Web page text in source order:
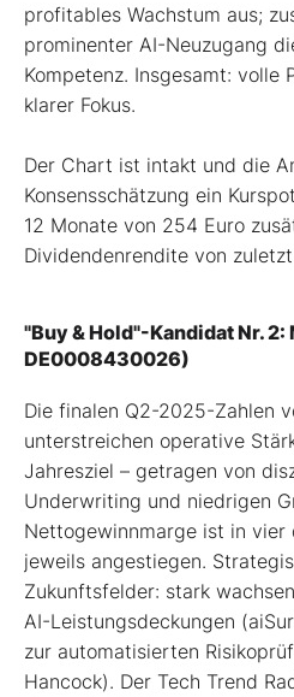
profitables Wachstum aus;
prominenter AI-Neuzugang
Kompetenz. Insgesamt: volle
klarer Fokus.
Der Chart ist intakt und die
Konsensschätzung ein
12 Monate von 254 Euro
Dividendenrendite von
"Buy & Hold"-Kandidat Nr. 2:
DE0008430026)
Die finalen Q2-2025-Zahlen
unterstreichen operative
Jahresziel – getragen von
Underwriting und niedrigen
Nettogewinnmarge ist in
jeweils angestiegen.
Zukunftsfelder: stark
AI-Leistungsdeckungen
zur automatisierten
Hancock). Der Tech Trend